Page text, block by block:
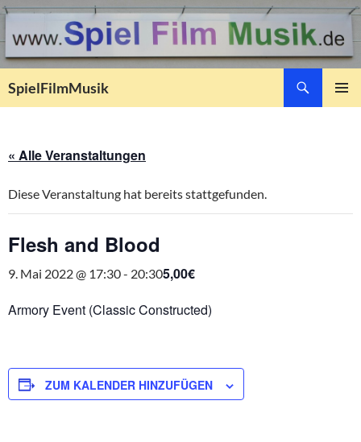
SpielFilmMusik
« Alle Veranstaltungen
Diese Veranstaltung hat bereits stattgefunden.
Flesh and Blood
9. Mai 2022 @ 17:30- 20:305,00€
Armory Event (Classic Constructed)
ZUM KALENDER HINZUFÜGEN